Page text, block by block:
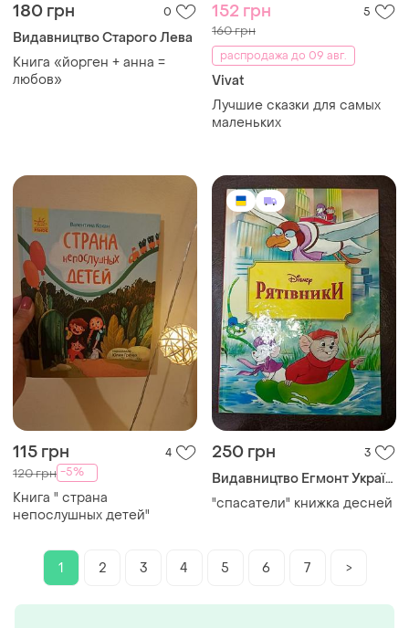
180 грн 0
Видавництво Старого Лева
Книга «йорген + анна =
любов»
152 грн 5
160 грн
распродажа до 09 авг.
Vivat
Лучшие сказки для самых
маленьких
115 грн 4
120 грн -5%
Книга " страна
непослушных детей"
250 грн 3
Видавництво Егмонт Україна
"спасатели" книжка десней
1 2 3 4 5 6 7 >